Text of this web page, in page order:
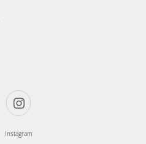
Instagram